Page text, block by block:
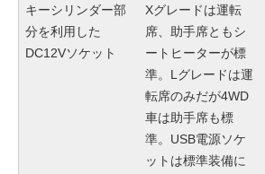
キーシリンダー部
分を利用した
DC12Vソケット
Xグレードは運転
席、助手席ともシ
ートヒーターが標
準。Lグレードは運
転席のみだが4WD
車は助手席も標
準。USB電源ソケ
ットは標準装備に